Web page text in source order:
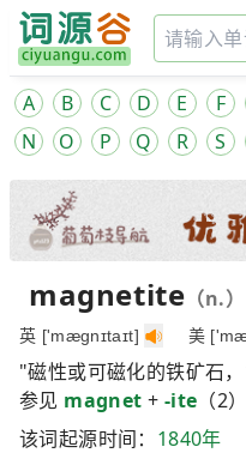
A B C D E F
N
O P Q R S
magnetite （n.）
英 ['mægnɪtaɪt] 美
"磁性或可磁化的铁矿石
参见 magnet + -ite （2
该词起源时间： 1840年